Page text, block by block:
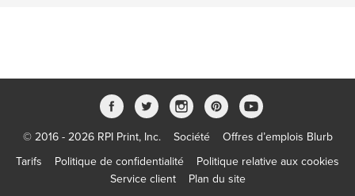
© 2016 - 2026 RPI Print, Inc. Société
Offres d’emplois Blurb
Tarifs
Politique de confidentialité
Politique relative aux cookies
Service client
Plan du site